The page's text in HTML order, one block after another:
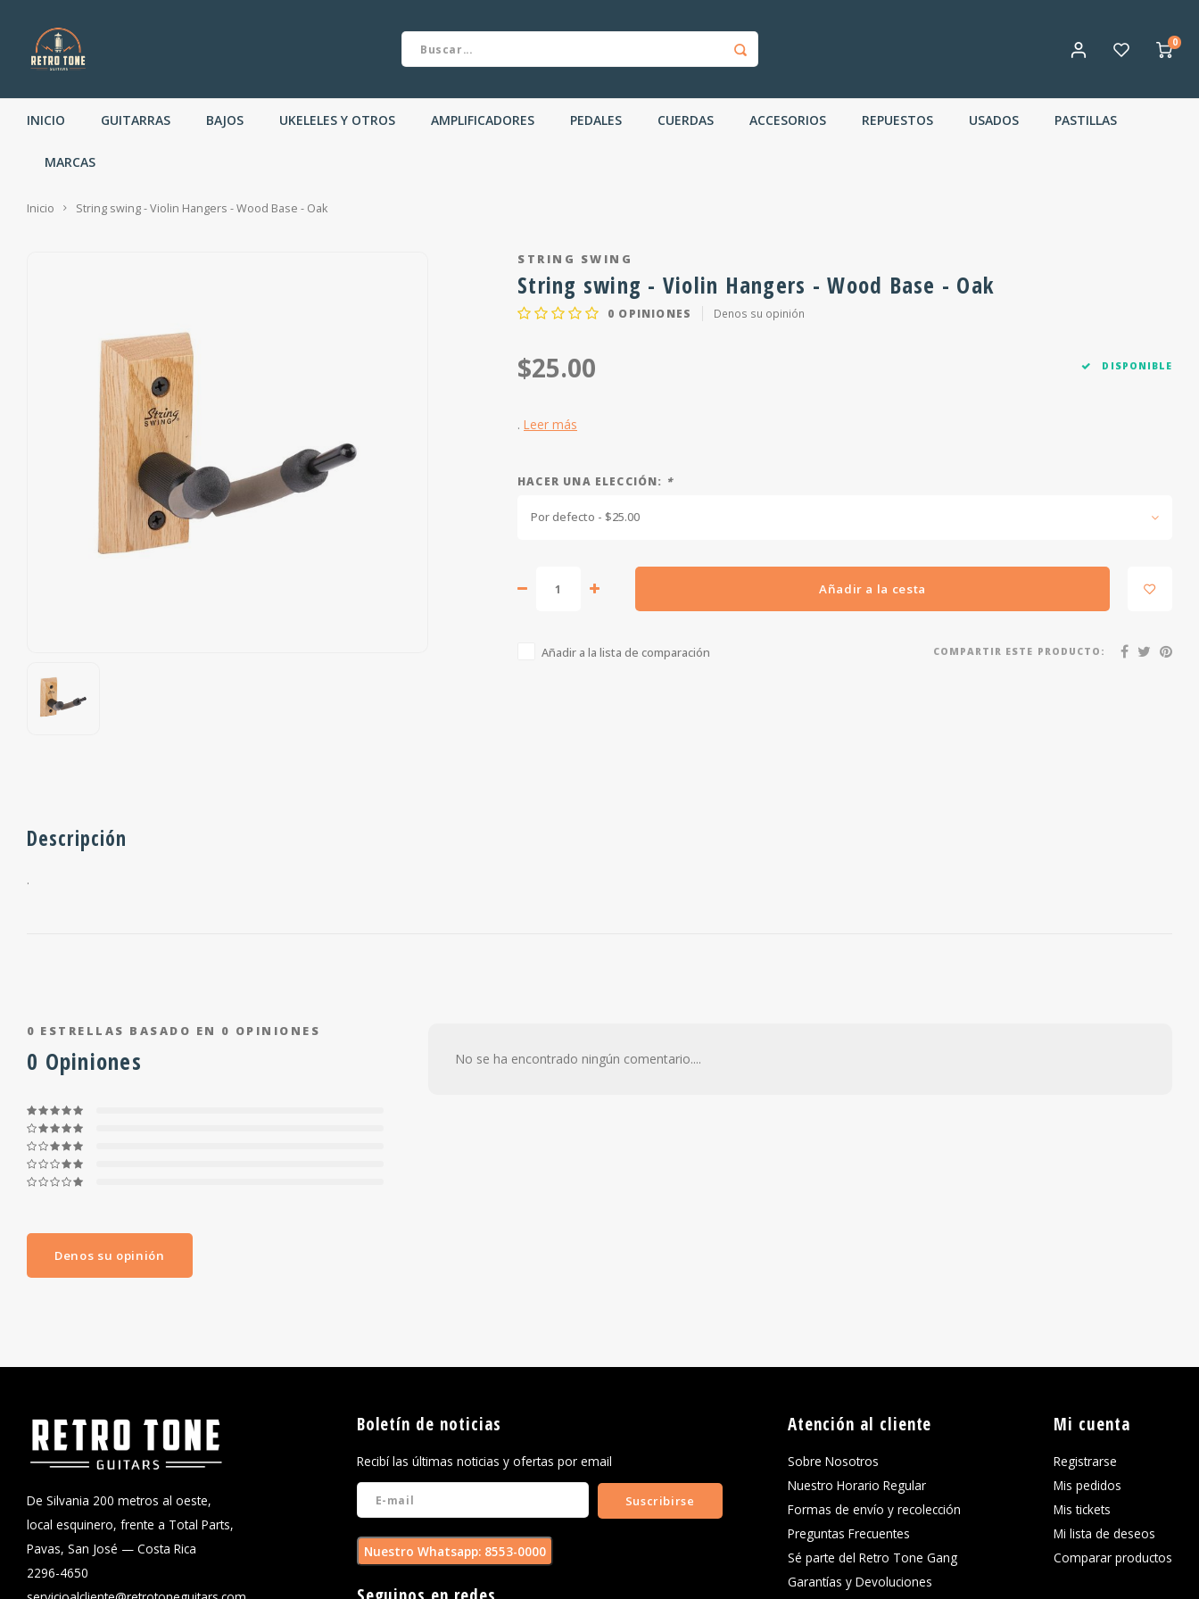
0
INICIO GUITARRAS BAJOS UKELELES Y OTROS AMPLIFICADORES PEDALES CUERDAS ACCESORIOS REPUESTOS USADOS PASTILLAS
MARCAS
Inicio String swing - Violin Hangers - Wood Base - Oak
STRING SWING
String swing - Violin Hangers - Wood Base - Oak
0 OPINIONES Denos su opinión
$25.00 DISPONIBLE
. Leer más
HACER UNA ELECCIÓN: *
Por defecto - $25.00
Añadir a la cesta
Añadir a la lista de comparación COMPARTIR ESTE PRODUCTO:
Descripción
.
0 ESTRELLAS BASADO EN 0 OPINIONES
0 Opiniones
Denos su opinión
No se ha encontrado ningún comentario....
De Silvania 200 metros al oeste,
local esquinero, frente a Total Parts,
Pavas, San José — Costa Rica
2296-4650
Boletín de noticias
Recibí las últimas noticias y ofertas por email
Suscribirse
Nuestro Whatsapp: 8553-0000
Atención al cliente
Sobre Nosotros
Nuestro Horario Regular
Formas de envío y recolección
Preguntas Frecuentes
Sé parte del Retro Tone Gang
Garantías y Devoluciones
Mi cuenta
Registrarse
Mis pedidos
Mis tickets
Mi lista de deseos
Comparar productos